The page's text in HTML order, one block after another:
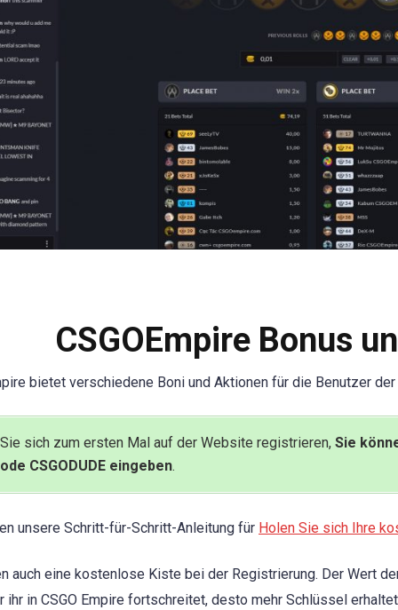
CSGOEmpire Bonus
bietet verschiedene Boni und Aktionen für die Benutzer
sich zum ersten Mal auf der Website registrieren, Sie
CSGODUDE eingeben.
unsere Schritt-für-Schritt-Anleitung für Holen Sie sich Ihre
auch eine kostenlose Kiste bei der Registrierung. Der Wert
ihr in CSGO Empire fortschreitet, desto mehr Schlüssel